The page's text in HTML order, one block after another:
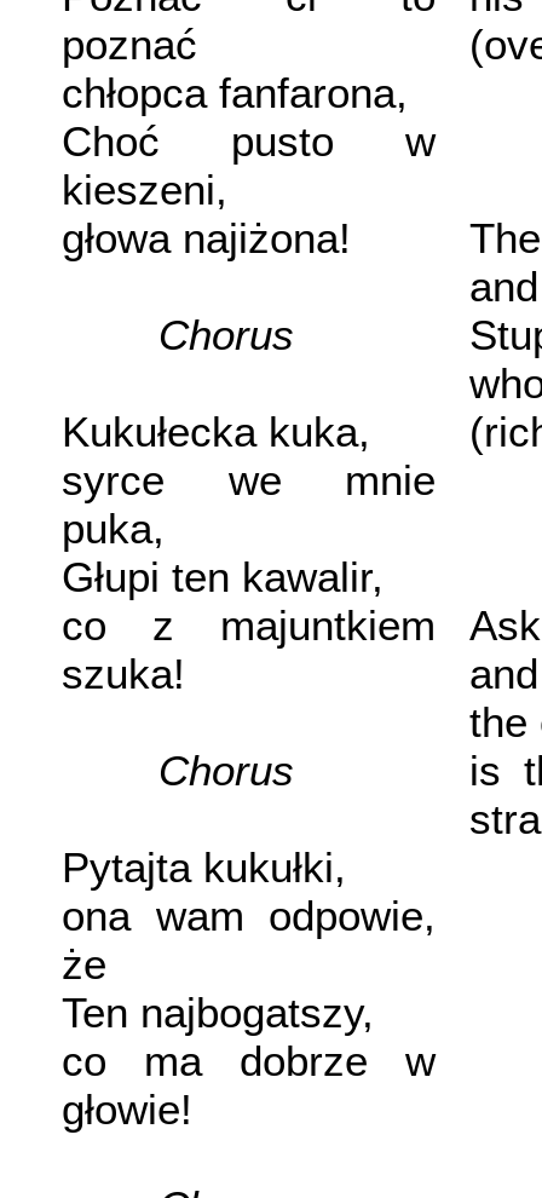
poznać
chłopca fanfarona,
Choć pusto w
kieszeni,
głowa najiżona!
Chorus
Kukułecka kuka,
syrce we mnie
puka,
Głupi ten kawalir,
co z majuntkiem
szuka!
Chorus
Pytajta kukułki,
ona wam odpowie,
że
Ten najbogatszy,
co ma dobrze w
głowie!
the
is